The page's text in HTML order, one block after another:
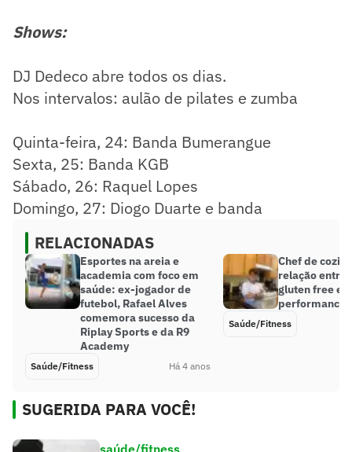
Shows:
DJ Dedeco abre todos os dias.
Nos intervalos: aulão de pilates e zumba
Quinta-feira, 24: Banda Bumerangue
Sexta, 25: Banda KGB
Sábado, 26: Raquel Lopes
Domingo, 27: Diogo Duarte e banda
RELACIONADAS
Esportes na areia e
academia com foco em
saúde: ex-jogador de
futebol, Rafael Alves
comemora sucesso da
Riplay Sports e da R9
Academy
Saúde/Fitness Há 4 anos
Chef de
relação entre
gluten free e
performance
Saúde/Fitness
SUGERIDA PARA VOCÊ!